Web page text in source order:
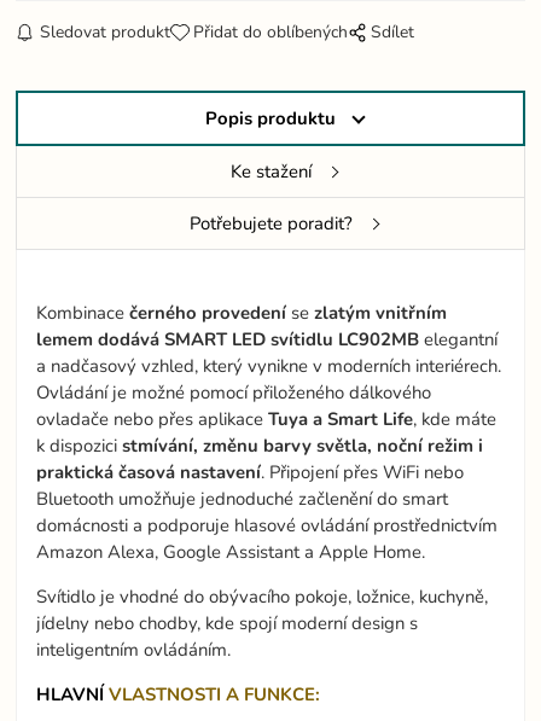
Sledovat produkt Přidat do oblíbených Sdílet
Popis produktu
Ke stažení
Potřebujete poradit?
Kombinacečerného provedení sezlatým vnitřním
lemem dodává SMART LED svítidlu LC902MB elegantní
a nadčasový vzhled, který vynikne v moderních interiérech.
Ovládání je možné pomocí přiloženého dálkového
ovladače nebo přes aplikaceTuya a Smart Life, kde máte
k dispozici stmívání, změnu barvy světla, noční režim i
praktická časová nastavení. Připojení přes WiFi nebo
Bluetooth umožňuje jednoduché začlenění do smart
domácnosti a podporuje hlasové ovládání prostřednictvím
Amazon Alexa, Google Assistant a Apple Home.
Svítidlo je vhodné do obývacího pokoje, ložnice, kuchyně,
jídelny nebo chodby, kde spojí moderní design s
inteligentním ovládáním.
HLAVNÍVLASTNOSTI A FUNKCE: